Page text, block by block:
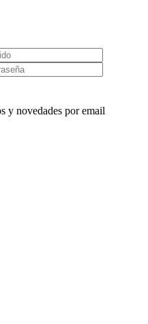
y novedades por email